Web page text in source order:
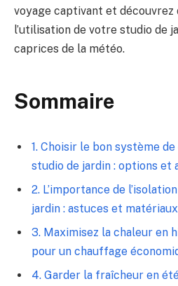
voyage‍ captivant‍ et
l’utilisation de ⁤votre studio de‌
caprices de la météo.
Sommaire
1. ‌Choisir‍ le bon⁤ système
studio de ⁣jardin :⁢ options et
2. L’importance de⁤
jardin : astuces et
3.⁢ Maximisez la chaleur en
pour ‍un chauffage
4. Garder⁤ la⁢ fraîcheur ⁢en